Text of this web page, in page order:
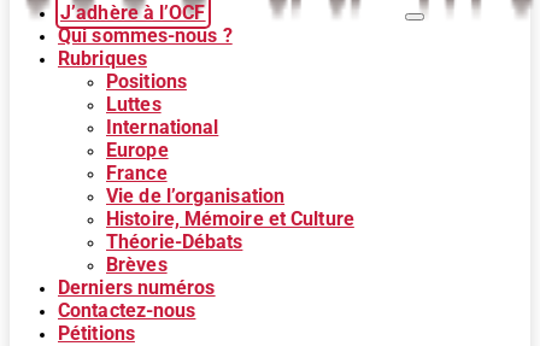
J’adhère à l’OCF
Qui sommes-nous ?
Rubriques
Positions
Luttes
International
Europe
France
Vie de l’organisation
Histoire, Mémoire et Culture
Théorie-Débats
Brèves
Derniers numéros
Contactez-nous
Pétitions